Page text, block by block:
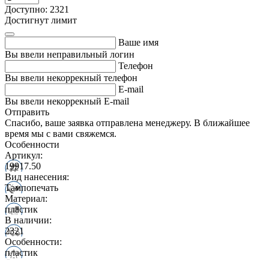
Доступно: 2321
Достигнут лимит
Ваше имя
Вы ввели неправильный логин
Телефон
Вы ввели некоррекный телефон
E-mail
Вы ввели некоррекный E-mail
Отправить
Спасибо, ваше заявка отправлена менеджеру. В ближайшее
время мы с вами свяжемся.
Особенности
Артикул:
19917.50
Вид нанесения:
Тампопечать
Материал:
пластик
В наличии:
2321
Особенности:
пластик